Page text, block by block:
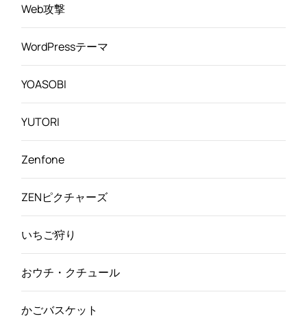
Web攻撃
WordPressテーマ
YOASOBI
YUTORI
Zenfone
ZENピクチャーズ
いちご狩り
おウチ・クチュール
かごバスケット